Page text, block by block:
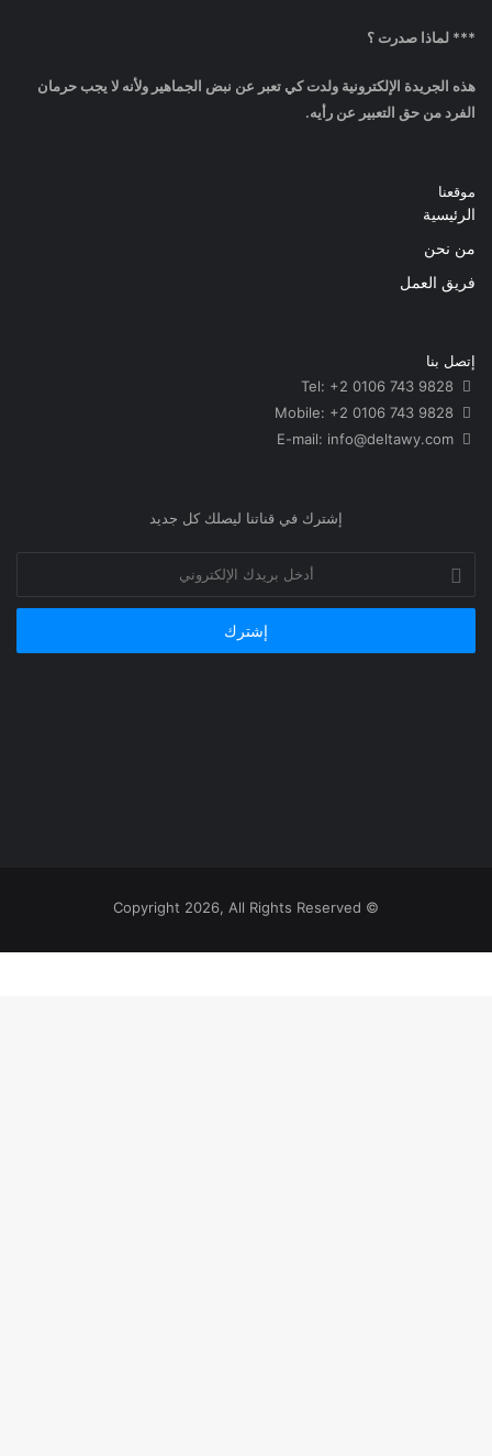
*** لماذا صدرت ؟
هذه الجريدة الإلكترونية ولدت كي تعبر عن نبض الجماهير ولأنه لا يجب حرمان
الفرد من حق التعبير عن رأيه.
موقعنا
الرئيسية
من نحن
فريق العمل
إتصل بنا
info@deltawy.com
إشترك في قناتنا ليصلك كل جديد
بريدك
الإلكتروني
© Copyright 2026, All Rights Reserved